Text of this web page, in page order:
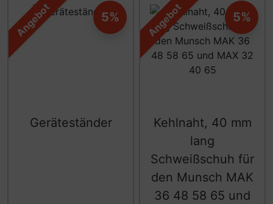
Angebot
Geräteständer
5% Angebot
Kehlnaht, 40 mm
lang
Schweißschuh für
den Munsch MAK
36 48 58 65 und
5%